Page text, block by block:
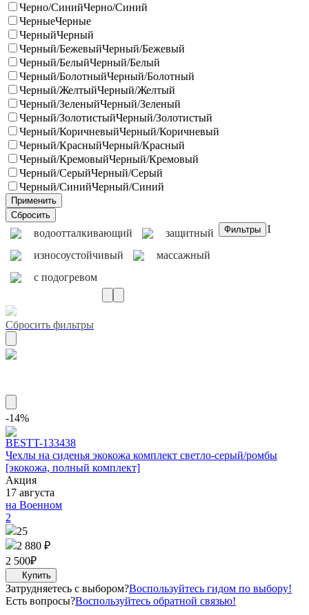
Черно/СинийЧерно/Синий
ЧерныеЧерные
ЧерныйЧерный
Черный/БежевыйЧерный/Бежевый
Черный/БелыйЧерный/Белый
Черный/БолотныйЧерный/Болотный
Черный/ЖелтыйЧерный/Желтый
Черный/ЗеленыйЧерный/Зеленый
Черный/ЗолотистыйЧерный/Золотистый
Черный/КоричневыйЧерный/Коричневый
Черный/КрасныйЧерный/Красный
Черный/КремовыйЧерный/Кремовый
Черный/СерыйЧерный/Серый
Черный/СинийЧерный/Синий
водоотталкивающий
защитный
износоустойчивый
массажный
с подогревом
1
Сбросить фильтры
-14%
BESTT-133438
Чехлы на сиденья экокожа комплект светло-серый/ромбы
[экокожа, полный комплект]
Акция
17 августа
на Военном
2
25
2 880 ₽
2 500₽
Затрудняетесь с выбором?Воспользуйтесь гидом по выбору!
Есть вопросы?Воспользуйтесь обратной связью!